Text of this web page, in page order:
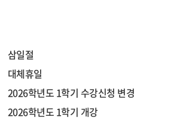
삼일절
대체휴일
2026학년도 1학기 수강신청 변경
2026학년도 1학기 개강